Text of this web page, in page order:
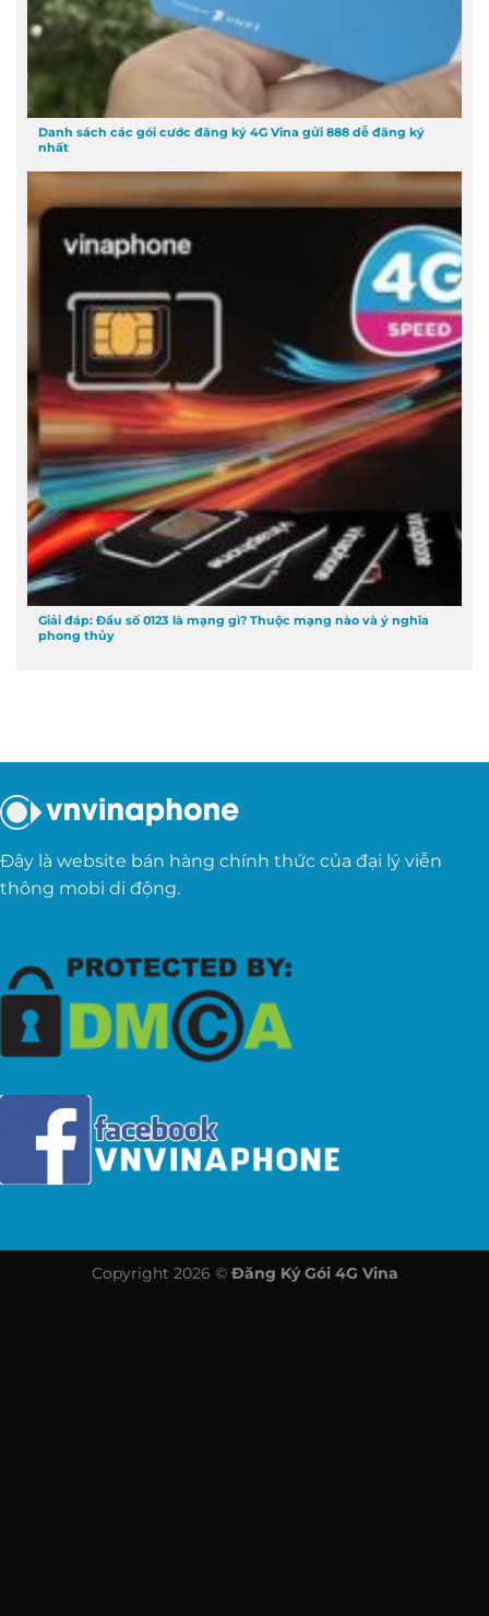
Danh sách các gói cước đăng ký 4G Vina gửi 888 dễ đăng ký
nhất
Giải đáp: Đầu số 0123 là mạng gì? Thuộc mạng nào và ý nghĩa
phong thủy
Đây là website bán hàng chính thức của đại lý viễn
thông mobi di động.
Copyright 2026 © Đăng Ký Gói 4G Vina